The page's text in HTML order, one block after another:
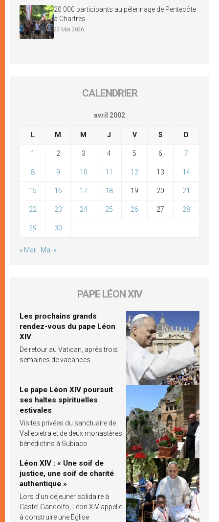
20 000 participants au pèlerinage de Pentecôte
à Chartres
22 Mai 2026
CALENDRIER
avril 2002
L M M J V S D
1 2 3 4 5 6 7
8 9 10 11 12 13 14
15 16 17 18 19 20 21
22 23 24 25 26 27 28
29 30
« Mar Mai »
PAPE LÉON XIV
Les prochains grands
rendez-vous du pape Léon
XIV
De retour au Vatican, après trois
semaines de vacances
Le pape Léon XIV poursuit
ses haltes spirituelles
estivales
Visites privées du sanctuaire de
Vallepietra et de deux monastères
bénédictins à Subiaco
Léon XIV : « Une soif de
justice, une soif de charité
authentique »
Lors d’un déjeuner solidaire à
Castel Gandolfo, Léon XIV appelle
à construire une Église